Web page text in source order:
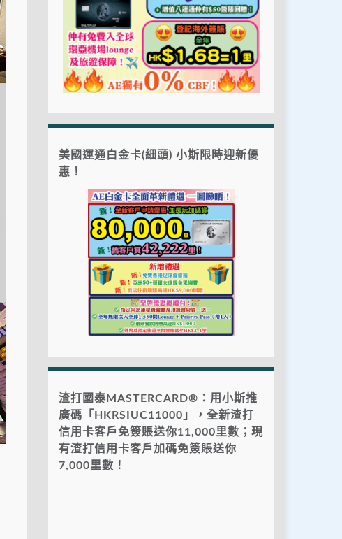
美國運通白金卡(細頭) 小斯限時迎新優
惠！
渣打國泰MASTERCARD®：用小斯推
廣碼「HKRSIUC11000」，全新渣打
信用卡客戶免簽賬送你11,000里數；現
有渣打信用卡客戶加碼免簽賬送你
7,000里數！